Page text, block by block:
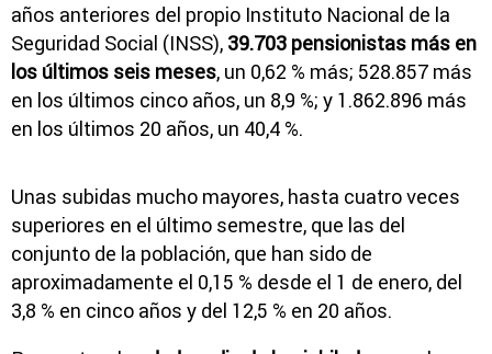
años anteriores del propio Instituto Nacional de la
Seguridad Social (INSS), 39.703 pensionistas más en
los últimos seis meses, un 0,62 % más; 528.857 más
en los últimos cinco años, un 8,9 %; y 1.862.896 más
en los últimos 20 años, un 40,4 %.
Unas subidas mucho mayores, hasta cuatro veces
superiores en el último semestre, que las del
conjunto de la población, que han sido de
aproximadamente el 0,15 % desde el 1 de enero, del
3,8 % en cinco años y del 12,5 % en 20 años.